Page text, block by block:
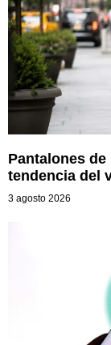
Pantalones
tendencia del
3 agosto 2026